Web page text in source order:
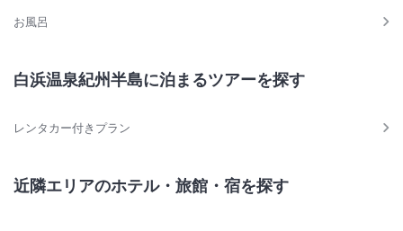
お風呂
白浜温泉紀州半島に泊まるツアーを探す
レンタカー付きプラン
近隣エリアのホテル・旅館・宿を探す